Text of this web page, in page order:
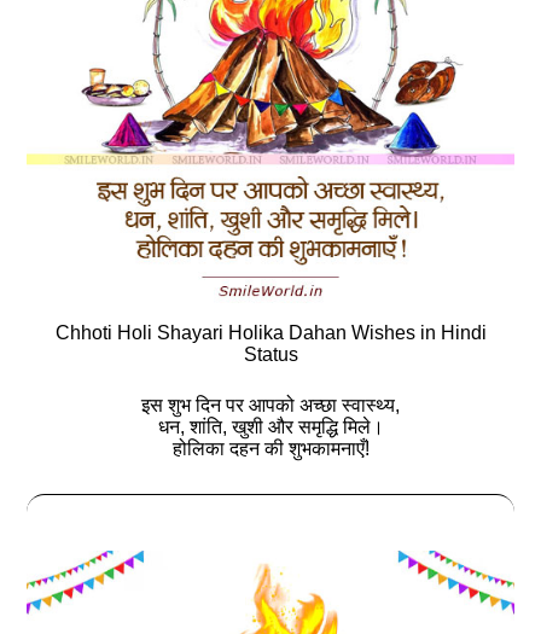
Chhoti Holi Shayari Holika Dahan Wishes in Hindi
Status
इस शुभ दिन पर आपको अच्छा स्वास्थ्य,
धन, शांति, खुशी और समृद्धि मिले।
होलिका दहन की शुभकामनाएँ!